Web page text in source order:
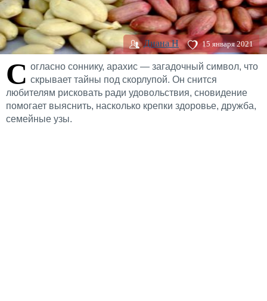
Диана H 15 января 2021
С огласно соннику, арахис — загадочный символ, что
скрывает тайны под скорлупой. Он снится
любителям рисковать ради удовольствия, сновидение
помогает выяснить, насколько крепки здоровье, дружба,
семейные узы.